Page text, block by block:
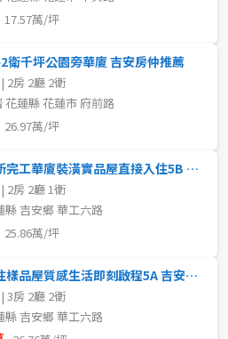
17.57萬/坪
衛千坪公園旁華廈 吉安房仲推薦
2房 2廳 2衛
花蓮縣 花蓮市 府前路
26.97萬/坪
天沐全新完工華廈裝潢實品屋直接入住5B 吉安房仲推薦
2房 2廳 1衛
縣 吉安鄉 華工六路
25.86萬/坪
直接入住樣品屋質感生活即刻啟程5A 吉安房仲推薦
3房 2廳 2衛
縣 吉安鄉 華工六路